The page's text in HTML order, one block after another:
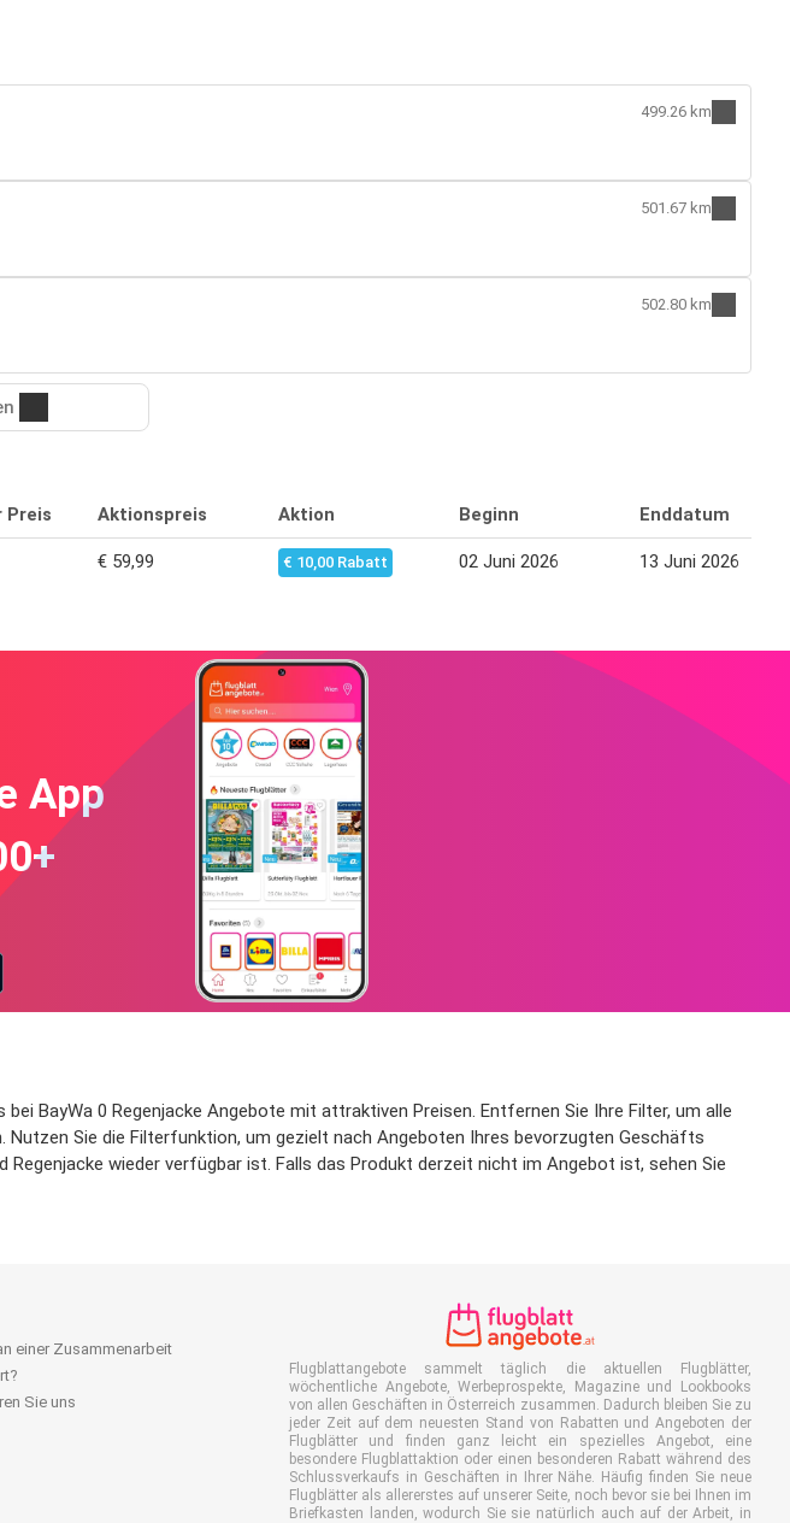
499.26 km
501.67 km
502.80 km
Preis Aktionspreis Aktion Beginn Enddatum
€ 59,99 € 10,00 Rabatt 02 Juni 2026 13 Juni 2026
App
bei BayWa 0 Regenjacke Angebote mit attraktiven Preisen. Entfernen Sie Ihre Filter, um alle
Nutzen Sie die Filterfunktion, um gezielt nach Angeboten Ihres bevorzugten Geschäfts
wieder verfügbar ist. Falls das Produkt derzeit nicht im Angebot ist, sehen Sie
einer Zusammenarbeit
Sie uns
Flugblattangebote sammelt täglich die aktuellen Flugblätter,
wöchentliche Angebote, Werbeprospekte, Magazine und Lookbooks
von allen Geschäften in Österreich zusammen. Dadurch bleiben Sie zu
jeder Zeit auf dem neuesten Stand von Rabatten und Angeboten der
Flugblätter und finden ganz leicht ein spezielles Angebot, eine
besondere Flugblattaktion oder einen besonderen Rabatt während des
Schlussverkaufs in Geschäften in Ihrer Nähe. Häufig finden Sie neue
Flugblätter als allererstes auf unserer Seite, noch bevor sie bei Ihnen im
Briefkasten landen, wodurch Sie sie natürlich auch auf der Arbeit, in